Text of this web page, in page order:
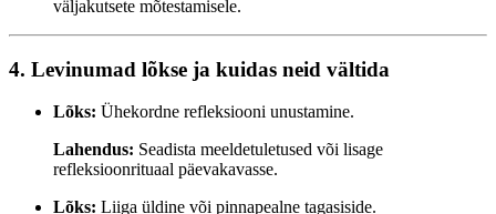
väljakutsete mõtestamisele.
4. Levinumad lõkse ja kuidas neid vältida
Lõks: Ühekordne refleksiooni unustamine.
Lahendus: Seadista meeldetuletused või lisage
refleksioonrituaal päevakavasse.
Lõks: Liiga üldine või pinnapealne tagasiside.